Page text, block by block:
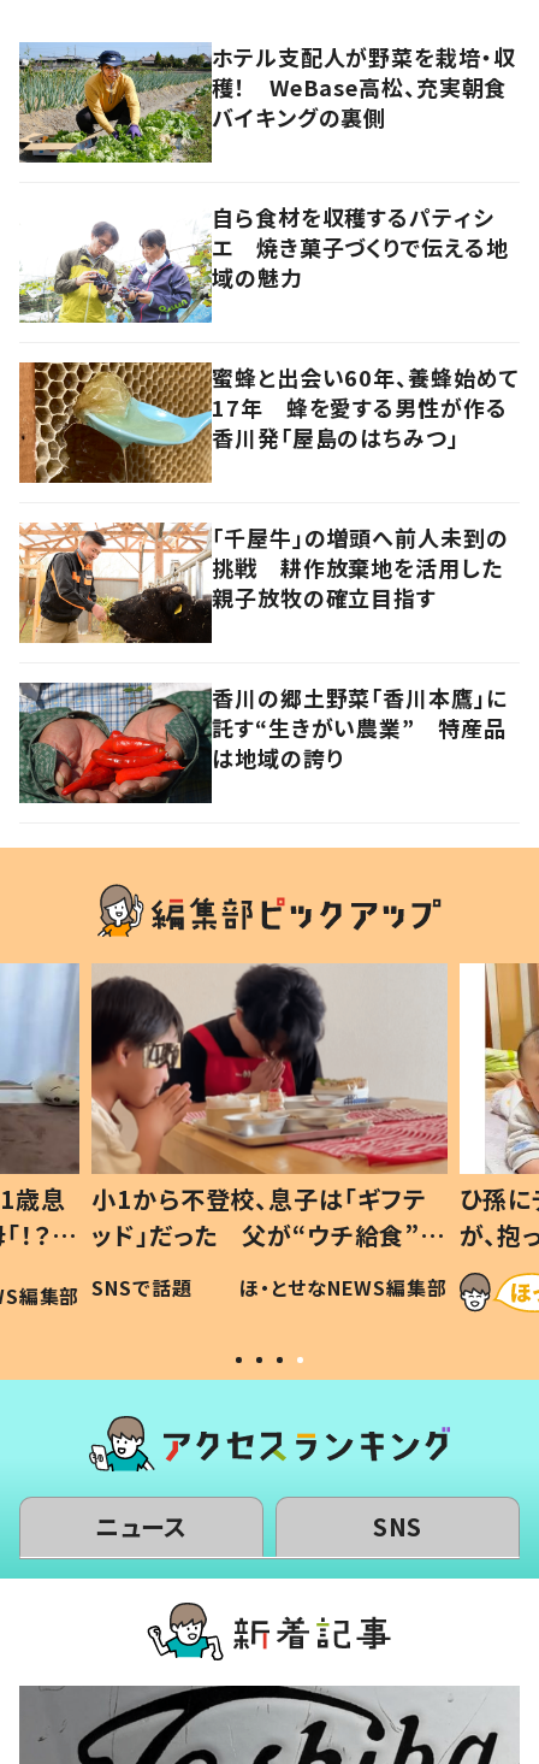
ホテル支配人が野菜を栽培・収
穫！ WeBase高松、充実朝食
バイキングの裏側
自ら食材を収穫するパティシ
エ 焼き菓子づくりで伝える地
域の魅力
蜜蜂と出会い60年、養蜂始めて
17年 蜂を愛する男性が作る
香川発「屋島のはちみつ」
「千屋牛」の増頭へ前人未到の
挑戦 耕作放棄地を活用した
親子放牧の確立目指す
香川の郷土野菜「香川本鷹」に
託す“生きがい農業” 特産品
は地域の誇り
歳息
？」
編集部
小1から不登校、息子は「ギフテ
ッド」だった 父が“ウチ給食”を
作り続ける理由とは #令和の親
#令和の子
SNSで話題 ほ・とせなNEWS編集部
ひ孫
が、
「涙が
い」
ニュース SNS